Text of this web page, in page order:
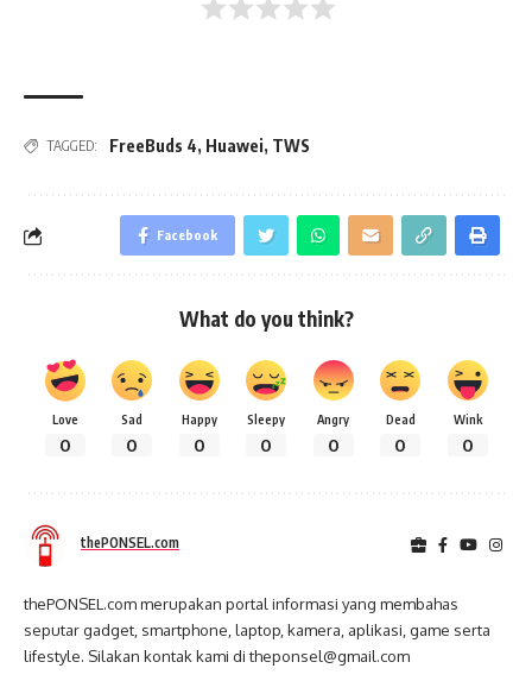
TAGGED: FreeBuds 4, Huawei, TWS
Facebook
What do you think?
Love
0
Sad
0
Happy
0
Sleepy
0
Angry
0
Dead
0
Wink
0
thePONSEL.com
thePONSEL.com merupakan portal informasi yang membahas
seputar gadget, smartphone, laptop, kamera, aplikasi, game serta
lifestyle. Silakan kontak kami di theponsel@gmail.com